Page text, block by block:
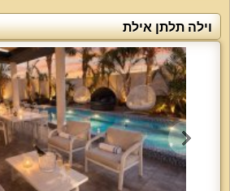
וילה תלתן אילת